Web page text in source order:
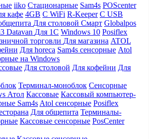
iiko Стационарные Sam4s POScenter
кафе 4GB С WiFi R-Keeper С USB
Для столовой Смарт Globalpos
Datavan Для 1С Windows 10 Posiflex
торговли Для магазина ATOL
Для horeca Sam4s сенсорные Atol
на Windows
Для столовой Для кофейни Для
Терминал-моноблок Сенсорные
Атол Кассовые Кассовый компьютер-
Sam4s Atol сенсорные Posiflex
Для общепита Терминалы-
Кассовые сенсорные PosCenter